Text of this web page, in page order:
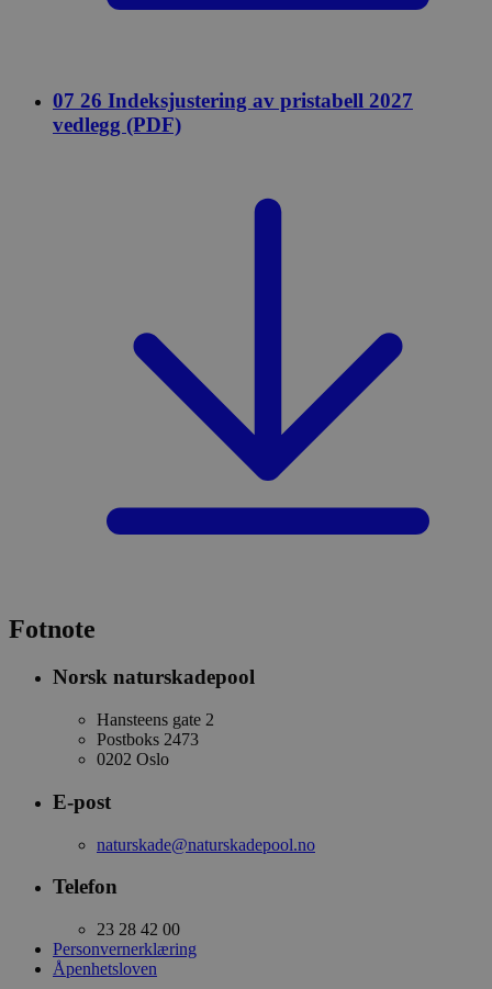
07 26 Indeksjustering av pristabell 2027
vedlegg (PDF)
Fotnote
Norsk naturskadepool
Hansteens gate 2
Postboks 2473
0202 Oslo
E-post
naturskade@naturskadepool.no
Telefon
23 28 42 00
Personvernerklæring
Åpenhetsloven